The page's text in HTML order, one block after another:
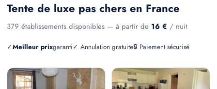
Tente de luxe pas chers en France
379 établissements disponibles — à partir de 16 € / nuit
✓Meilleur prixgaranti✓ Annulation gratuite🔒 Paiement sécurisé